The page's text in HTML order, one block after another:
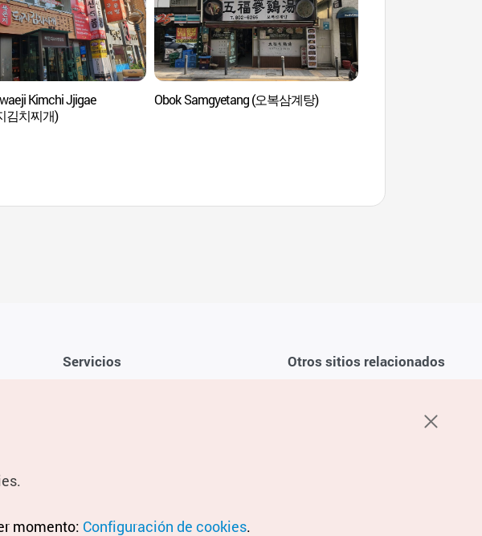
Kimchi Jjigae
김치찌개)
Obok Samgyetang (오복삼계탕)
Servicios
Términos y condiciones de ubicación
Otros sitios relacionados
momento: Configuración de cookies.